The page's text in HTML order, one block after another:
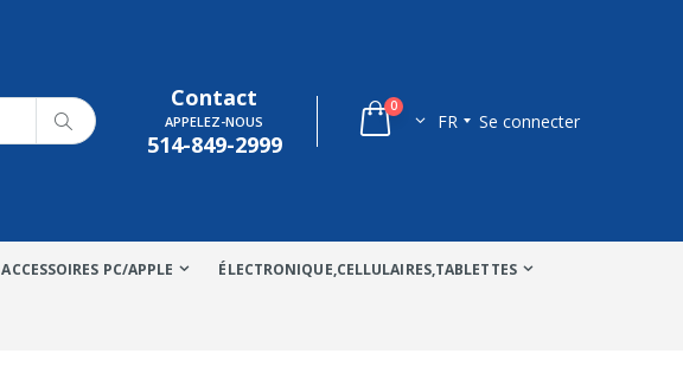
Contact
APPELEZ-NOUS
514-849-2999
0
FR Se connecter
ACCESSOIRES PC/APPLE ÉLECTRONIQUE,CELLULAIRES,TABLETTES